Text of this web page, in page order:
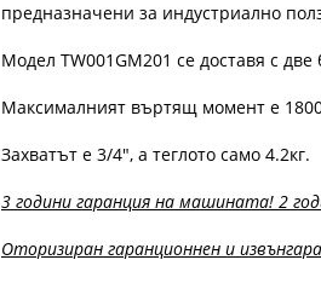
предназначени за индустриално
Модел TW001GM201 се доставя с
Максималният въртящ момент е
Захватът е 3/4", а теглото само 4.2кг.
3 години гаранция на машината! 2
Оторизиран гаранционнен и